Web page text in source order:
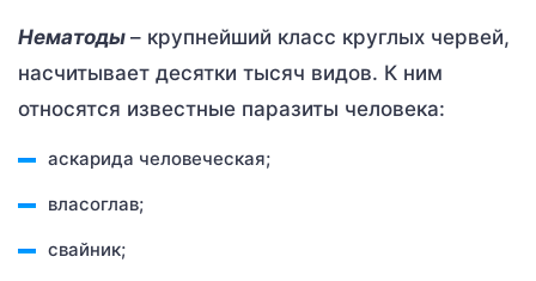
Нематоды – крупнейший класс круглых червей,
насчитывает десятки тысяч видов. К ним
относятся известные паразиты человека:
аскарида человеческая;
власоглав;
свайник;